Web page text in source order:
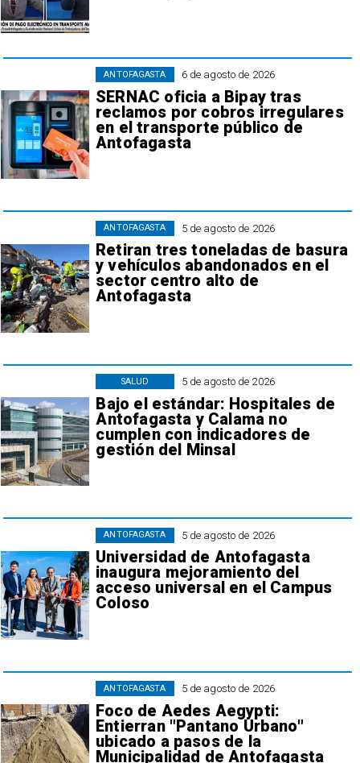
6 de agosto de 2026
SERNAC oficia a Bipay tras
reclamos por cobros irregulares
en el transporte público de
Antofagasta
ANTOFAGASTA
5 de agosto de 2026
Retiran tres toneladas de basura
y vehículos abandonados en el
sector centro alto de
Antofagasta
ANTOFAGASTA
5 de agosto de 2026
Bajo el estándar: Hospitales de
Antofagasta y Calama no
cumplen con indicadores de
gestión del Minsal
SALUD
5 de agosto de 2026
Universidad de Antofagasta
inaugura mejoramiento del
acceso universal en el Campus
Coloso
ANTOFAGASTA
5 de agosto de 2026
Foco de Aedes Aegypti:
Entierran "Pantano Urbano"
ubicado a pasos de la
Municipalidad de Antofagasta
ANTOFAGASTA